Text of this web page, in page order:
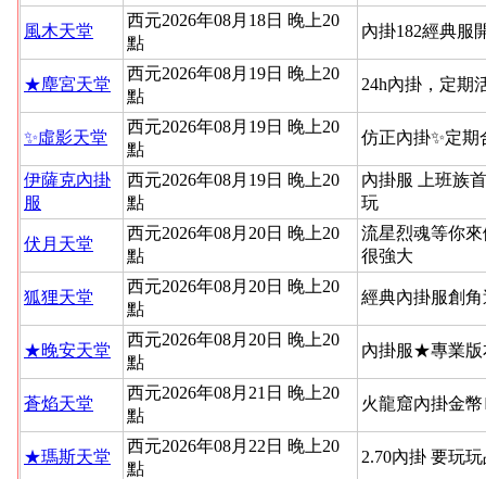
風木天堂
西元2026年08月18日 晚上20
點
內掛182經典服
★塵宮天堂
西元2026年08月19日 晚上20
點
24h內掛，定期
✨虛影天堂
西元2026年08月19日 晚上20
點
仿正內掛✨定期
伊薩克內掛
服
西元2026年08月19日 晚上20
點
內掛服 上班族
玩
伏月天堂
西元2026年08月20日 晚上20
點
流星烈魂等你
很強大
狐狸天堂
西元2026年08月20日 晚上20
點
經典內掛服創
★晚安天堂
西元2026年08月20日 晚上20
點
內掛服★專業
蒼焰天堂
西元2026年08月21日 晚上20
點
火龍窟內掛金
★瑪斯天堂
西元2026年08月22日 晚上20
點
2.70內掛 要玩